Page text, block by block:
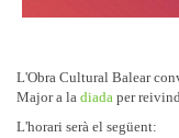
L'Obra Cultural Balear
Major a la diada per
L'horari serà el següent: